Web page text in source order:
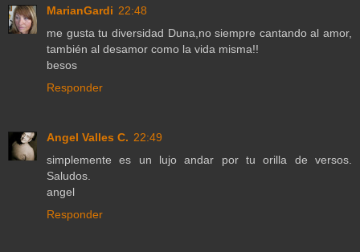
MarianGardi 22:48
me gusta tu diversidad Duna,no siempre cantando al amor,
también al desamor como la vida misma!!
besos
Responder
Angel Valles C. 22:49
simplemente es un lujo andar por tu orilla de versos.
Saludos.
angel
Responder